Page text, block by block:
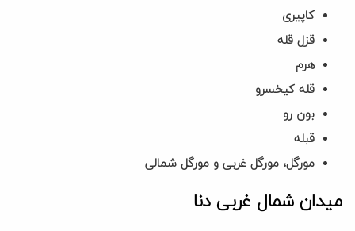
کاپیری
قزل قله
هرم
قله کیخسرو
بون رو
قبله
مورگل، مورگل غربی و مورگل شمالی
میدان شمال غربی دنا